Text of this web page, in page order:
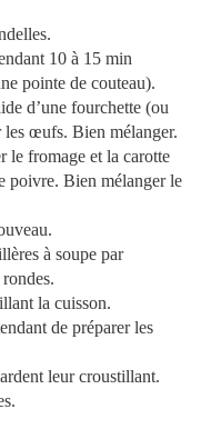
10 à 15 min
pointe de couteau).
d’une fourchette (ou
les œufs. Bien mélanger.
le fromage et la carotte
poivre. Bien mélanger le
à soupe par
la cuisson.
de préparer les
leur croustillant.